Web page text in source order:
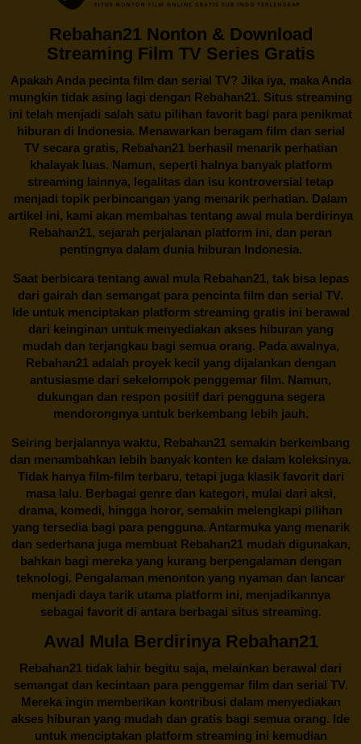
Rebahan21 Nonton & Download
Streaming Film TV Series Gratis
Apakah Anda pecinta film dan serial TV? Jika iya, maka Anda
mungkin tidak asing lagi dengan Rebahan21. Situs streaming
ini telah menjadi salah satu pilihan favorit bagi para penikmat
hiburan di Indonesia. Menawarkan beragam film dan serial
TV secara gratis, Rebahan21berhasil menarik perhatian
khalayak luas. Namun, seperti halnya banyak platform
streaming lainnya, legalitas dan isu kontroversial tetap
menjadi topik perbincangan yang menarik perhatian. Dalam
artikel ini, kami akan membahas tentang awal mula berdirinya
Rebahan21, sejarah perjalanan platform ini, dan peran
pentingnya dalam dunia hiburan Indonesia.
Saat berbicara tentang awal mula Rebahan21, tak bisa lepas
dari gairah dan semangat para pencinta film dan serial TV.
Ide untuk menciptakan platform streaming gratis ini berawal
dari keinginan untuk menyediakan akses hiburan yang
mudah dan terjangkau bagi semua orang. Pada awalnya,
Rebahan21 adalah proyek kecil yang dijalankan dengan
antusiasme dari sekelompok penggemar film. Namun,
dukungan dan respon positif dari pengguna segera
mendorongnya untuk berkembang lebih jauh.
Seiring berjalannya waktu, Rebahan21 semakin berkembang
dan menambahkan lebih banyak konten ke dalam koleksinya.
Tidak hanya film-film terbaru, tetapi juga klasik favorit dari
masa lalu. Berbagai genre dan kategori, mulai dari aksi,
drama, komedi, hingga horor, semakin melengkapi pilihan
yang tersedia bagi para pengguna. Antarmuka yang menarik
dan sederhana juga membuatRebahan21mudah digunakan,
bahkan bagi mereka yang kurang berpengalaman dengan
teknologi. Pengalaman menonton yang nyaman dan lancar
menjadi daya tarik utama platform ini, menjadikannya
sebagai favorit di antara berbagai situs streaming.
Awal Mula Berdirinya Rebahan21
Rebahan21 tidak lahir begitu saja, melainkan berawal dari
semangat dan kecintaan para penggemar film dan serial TV.
Mereka ingin memberikan kontribusi dalam menyediakan
akses hiburan yang mudah dan gratis bagi semua orang. Ide
untuk menciptakan platform streaming ini kemudian